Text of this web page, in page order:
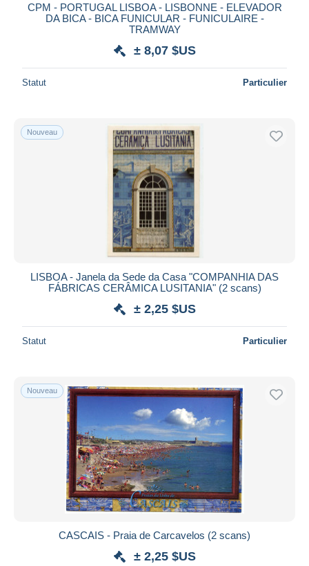
CPM - PORTUGAL LISBOA - LISBONNE - ELEVADOR
DA BICA - BICA FUNICULAR - FUNICULAIRE -
TRAMWAY
± 8,07 $US
Statut Particulier
Nouveau
LISBOA - Janela da Sede da Casa "COMPANHIA DAS
FÁBRICAS CERÂMICA LUSITANIA" (2 scans)
± 2,25 $US
Statut Particulier
Nouveau
CASCAIS - Praia de Carcavelos (2 scans)
± 2,25 $US